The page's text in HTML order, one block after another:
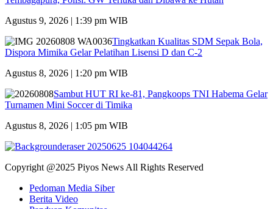
Agustus 9, 2026 | 1:39 pm WIB
Tingkatkan Kualitas SDM Sepak Bola,
Dispora Mimika Gelar Pelatihan Lisensi D dan C-2
Agustus 8, 2026 | 1:20 pm WIB
Sambut HUT RI ke-81, Pangkoops TNI Habema Gelar
Turnamen Mini Soccer di Timika
Agustus 8, 2026 | 1:05 pm WIB
Copyright @2025 Piyos News All Rights Reserved
Pedoman Media Siber
Berita Video